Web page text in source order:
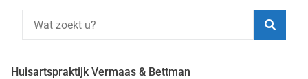
Huisartspraktijk Vermaas & Bettman